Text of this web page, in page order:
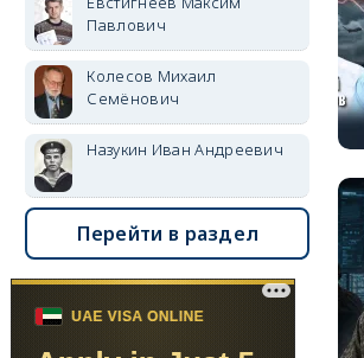
Павлович
Колесов Михаил
Семёнович
Назукин Иван Андреевич
Перейти в раздел